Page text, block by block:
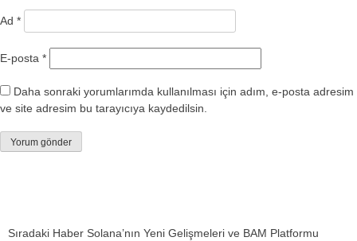
Ad *
E-posta *
Daha sonraki yorumlarımda kullanılması için adım, e-posta adresim
ve site adresim bu tarayıcıya kaydedilsin.
Sıradaki Haber Solana’nın Yeni Gelişmeleri ve BAM Platformu